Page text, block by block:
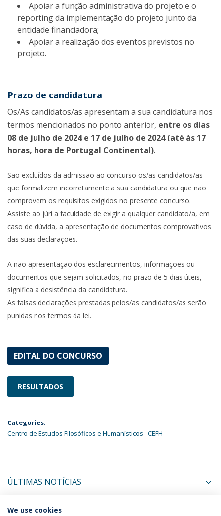
Apoiar a função administrativa do projeto e o
reporting da implementação do projeto junto da
entidade financiadora;
Apoiar a realização dos eventos previstos no
projeto.
Prazo de candidatura
Os/As candidatos/as apresentam a sua candidatura nos
termos mencionados no ponto anterior, entre os dias
08 de julho de 2024 e 17 de julho de 2024 (até às 17
horas, hora de Portugal Continental).
São excluídos da admissão ao concurso os/as candidatos/as
que formalizem incorretamente a sua candidatura ou que não
comprovem os requisitos exigidos no presente concurso.
Assiste ao júri a faculdade de exigir a qualquer candidato/a, em
caso de dúvida, a apresentação de documentos comprovativos
das suas declarações.
A não apresentação dos esclarecimentos, informações ou
documentos que sejam solicitados, no prazo de 5 dias úteis,
significa a desistência da candidatura.
As falsas declarações prestadas pelos/as candidatos/as serão
punidas nos termos da lei.
EDITAL DO CONCURSO
RESULTADOS
Categories:
Centro de Estudos Filosóficos e Humanísticos - CEFH
ÚLTIMAS NOTÍCIAS
PRÓXIMOS EVENTOS
We use cookies